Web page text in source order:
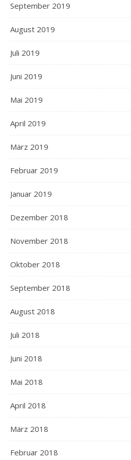
September 2019
August 2019
Juli 2019
Juni 2019
Mai 2019
April 2019
März 2019
Februar 2019
Januar 2019
Dezember 2018
November 2018
Oktober 2018
September 2018
August 2018
Juli 2018
Juni 2018
Mai 2018
April 2018
März 2018
Februar 2018